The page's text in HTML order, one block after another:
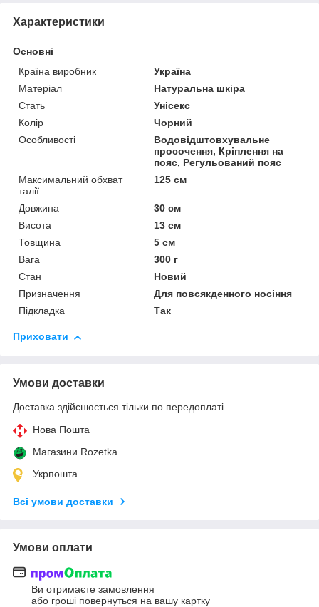
Характеристики
Основні
Країна виробник
Україна
Матеріал
Натуральна шкіра
Стать
Унісекс
Колір
Чорний
Особливості
Водовідштовхувальне
просочення, Кріплення на
пояс, Регульований пояс
Максимальний обхват
талії
125 см
Довжина
30 см
Висота
13 см
Товщина
5 см
Вага
300 г
Стан
Новий
Призначення
Для повсякденного носіння
Підкладка
Так
Приховати
Умови доставки
Доставка здійснюється тільки по передоплаті.
Нова Пошта
Магазини Rozetka
Укрпошта
Всі умови доставки
Умови оплати
Ви отримаєте замовлення
або гроші повернуться на вашу картку